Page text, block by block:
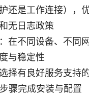
还是工作连接），
无日志政策
在不同设备、不同
与稳定性
择有良好服务支持
骤完成安装与配置